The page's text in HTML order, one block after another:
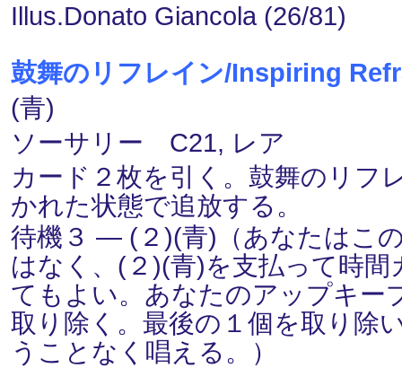
Illus.Donato Giancola (26/81)
鼓舞のリフレイン/Inspiring
(青)
ソーサリー C21, レア
カード２枚を引く。鼓舞のリフ
かれた状態で追放する。
待機３ ― (２)(青)（あなたはこ
はなく、(２)(青)を支払って時
てもよい。あなたのアップキー
取り除く。最後の１個を取り除
うことなく唱える。）